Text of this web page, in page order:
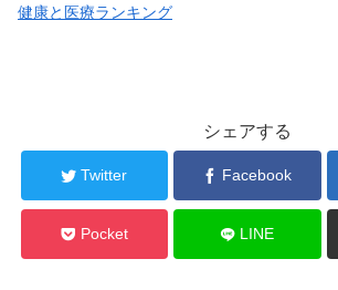
健康と医療ランキング
シェアする
Twitter Facebook
Pocket LINE